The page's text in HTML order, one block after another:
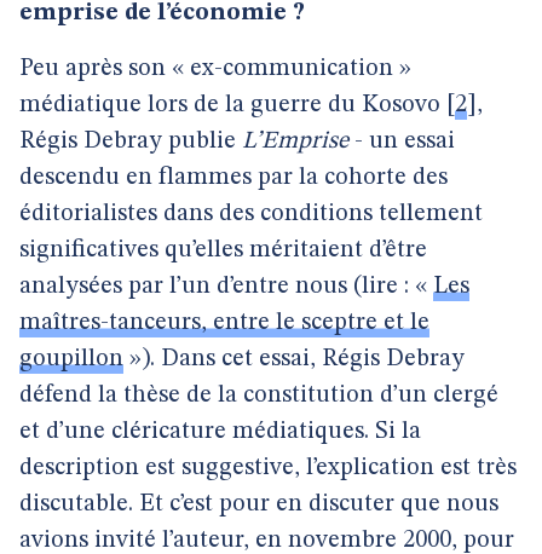
emprise de l’économie ?
Peu après son « ex-communication »
médiatique lors de la guerre du Kosovo
2 ,
Régis Debray publie L’Emprise- un essai
descendu en flammes par la cohorte des
éditorialistes dans des conditions tellement
significatives qu’elles méritaient d’être
analysées par l’un d’entre nous (lire : « Les
maîtres-tanceurs, entre le sceptre et le
goupillon »). Dans cet essai, Régis Debray
défend la thèse de la constitution d’un clergé
et d’une cléricature médiatiques. Si la
description est suggestive, l’explication est très
discutable. Et c’est pour en discuter que nous
avions invité l’auteur, en novembre 2000, pour